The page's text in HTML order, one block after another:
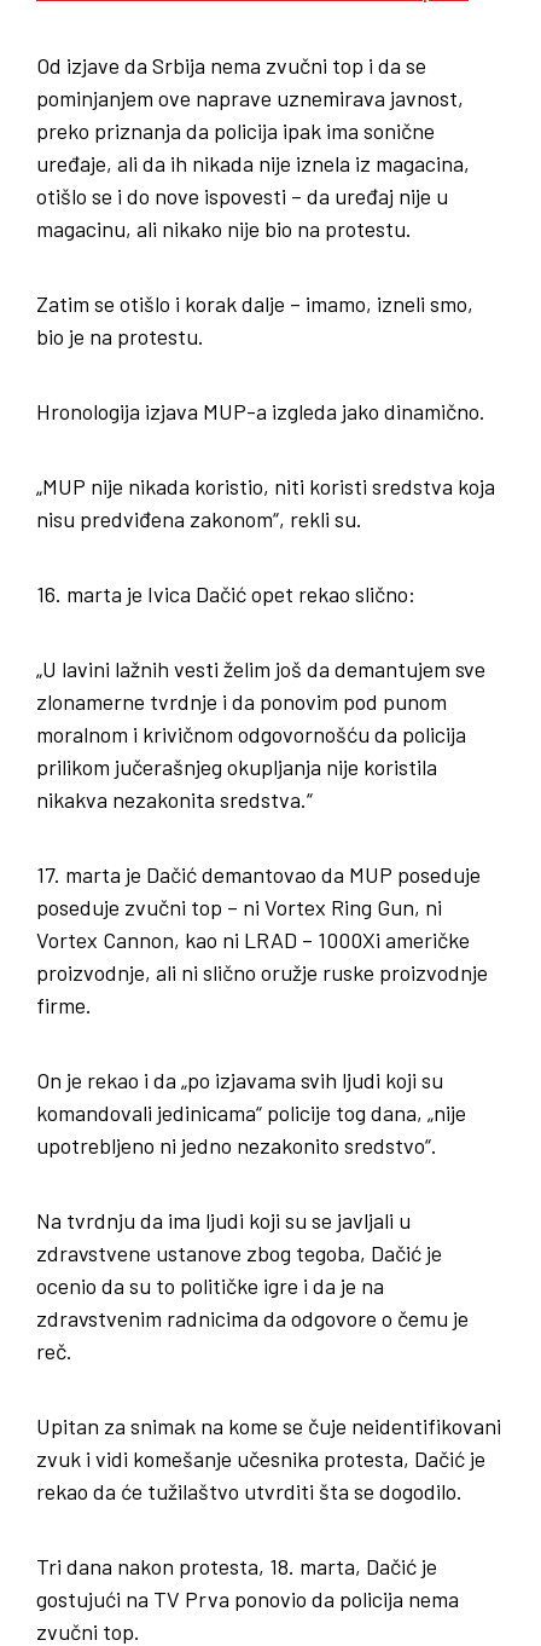
Od izjave da Srbija nema zvučni top i da se
pominjanjem ove naprave uznemirava javnost,
preko priznanja da policija ipak ima sonične
uređaje, ali da ih nikada nije iznela iz magacina,
otišlo se i do nove ispovesti – da uređaj nije u
magacinu, ali nikako nije bio na protestu.
Zatim se otišlo i korak dalje – imamo, izneli smo,
bio je na protestu.
Hronologija izjava MUP-a izgleda jako dinamično.
„MUP nije nikada koristio, niti koristi sredstva koja
nisu predviđena zakonom“, rekli su.
16. marta je Ivica Dačić opet rekao slično:
„U lavini lažnih vesti želim još da demantujem sve
zlonamerne tvrdnje i da ponovim pod punom
moralnom i krivičnom odgovornošću da policija
prilikom jučerašnjeg okupljanja nije koristila
nikakva nezakonita sredstva.“
17. marta je Dačić demantovao da MUP poseduje
poseduje zvučni top – ni Vortex Ring Gun, ni
Vortex Cannon, kao ni LRAD – 1000Xi američke
proizvodnje, ali ni slično oružje ruske proizvodnje
firme.
On je rekao i da „po izjavama svih ljudi koji su
komandovali jedinicama“ policije tog dana, „nije
upotrebljeno ni jedno nezakonito sredstvo“.
Na tvrdnju da ima ljudi koji su se javljali u
zdravstvene ustanove zbog tegoba, Dačić je
ocenio da su to političke igre i da je na
zdravstvenim radnicima da odgovore o čemu je
reč.
Upitan za snimak na kome se čuje neidentifikovani
zvuk i vidi komešanje učesnika protesta, Dačić je
rekao da će tužilaštvo utvrditi šta se dogodilo.
Tri dana nakon protesta, 18. marta, Dačić je
gostujući na TV Prva ponovio da policija nema
zvučni top.